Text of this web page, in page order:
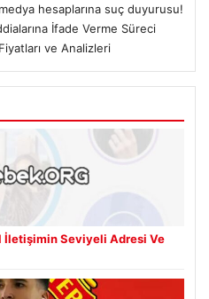
hesaplarına suç duyurusu!
İfade Verme Süreci
ve Analizleri
İletişimin Seviyeli Adresi Ve